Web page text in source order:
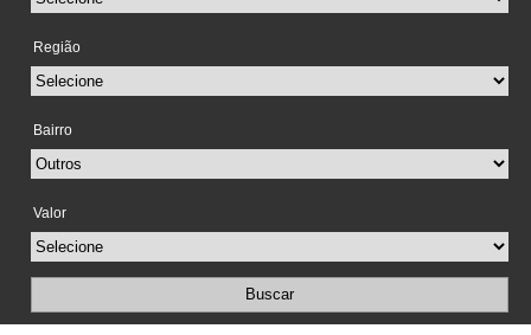
Região
Bairro
Valor
Buscar